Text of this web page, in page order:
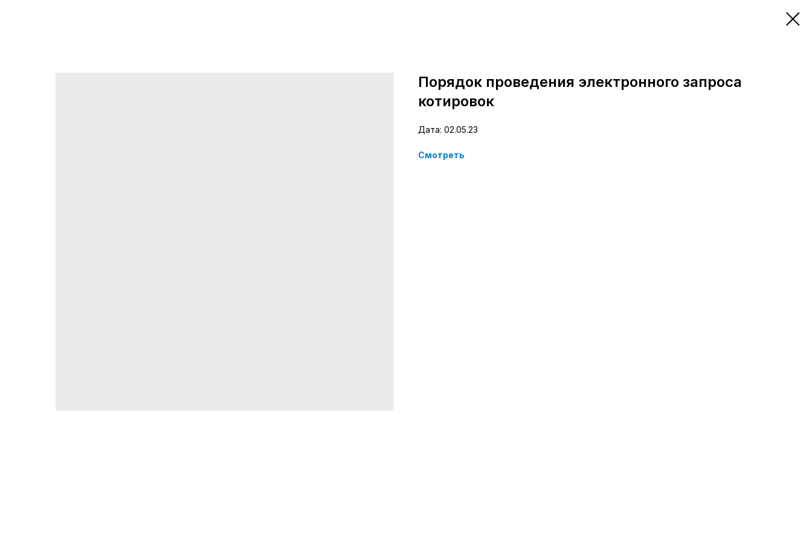
Порядок проведения электронного запроса
котировок
Дата: 02.05.23
Смотреть